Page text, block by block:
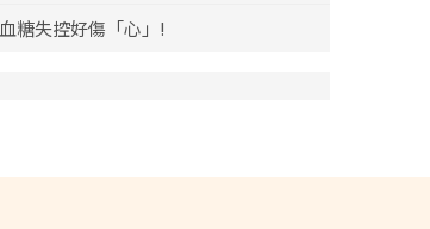
血糖失控好傷「心」!